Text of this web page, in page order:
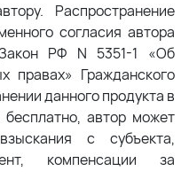
Распространение
согласия автора
РФ N 5351-1 «Об
правах» Гражданского
данного продукта в
автор может
с субъекта,
компенсации за